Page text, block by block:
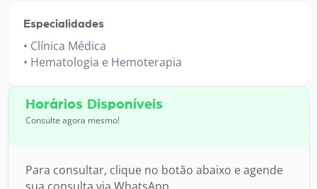
Especialidades
Clínica Médica
Hematologia e Hemoterapia
Horários Disponíveis
Consulte agora mesmo!
Para consultar, clique no botão abaixo e agende